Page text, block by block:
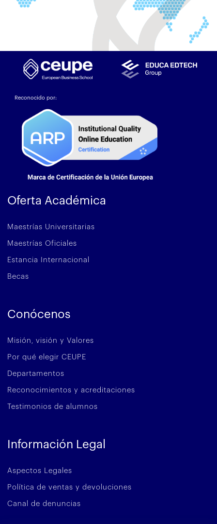
Reconocido por:
Oferta Académica
Maestrías Universitarias
Maestrías Oficiales
Estancia Internacional
Becas
Conócenos
Misión, visión y Valores
Por qué elegir CEUPE
Departamentos
Reconocimientos y acreditaciones
Testimonios de alumnos
Información Legal
Aspectos Legales
Política de ventas y devoluciones
Canal de denuncias